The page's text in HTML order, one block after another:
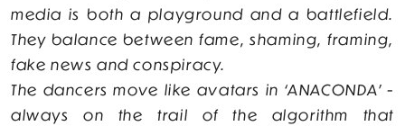
media is both a playground and a battlefield.
They balance between fame, shaming, framing,
fake news and conspiracy.
The dancers move like avatars in ‘ANACONDA’ -
always on the trail of the algorithm that